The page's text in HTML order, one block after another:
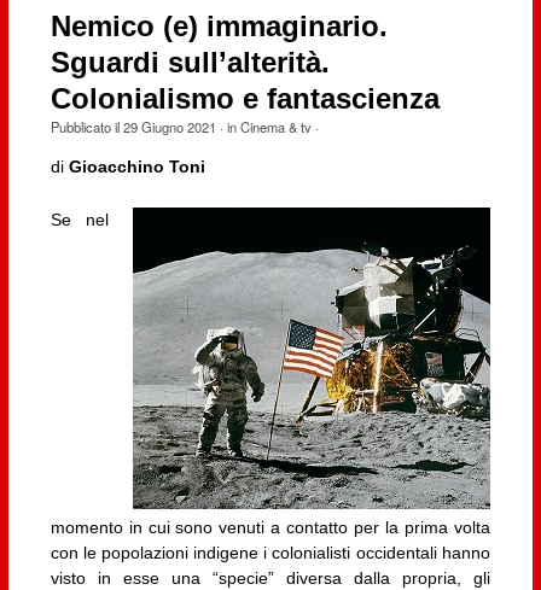
Nemico (e) immaginario.
Sguardi sull’alterità.
Colonialismo e fantascienza
Pubblicato il29 Giugno 2021 · inCinema & tv·
di Gioacchino Toni
Se nel
momento in cui sono venuti a contatto per la prima volta
con le popolazioni indigene i colonialisti occidentali hanno
visto in esse una “specie” diversa dalla propria, gli